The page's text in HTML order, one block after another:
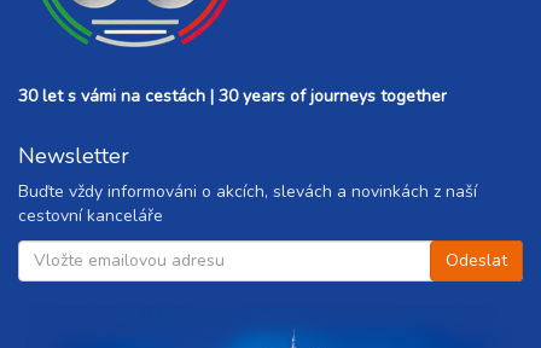
30 let s vámi na cestách | 30 years of journeys together
Newsletter
Buďte vždy informováni o akcích, slevách a novinkách z naší
cestovní kanceláře